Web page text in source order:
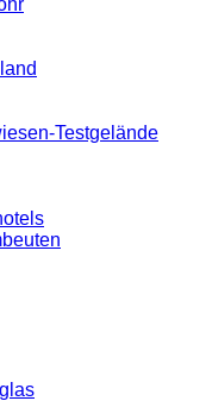
Testgelände